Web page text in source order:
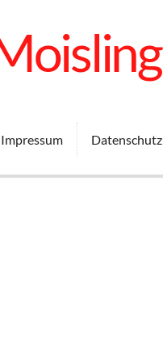
Impressum Datenschutz